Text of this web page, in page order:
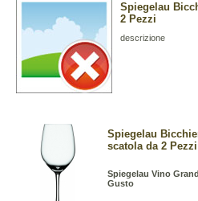
Spiegelau
2 Pezzi
descrizione
Spiegelau
scatola da 2 Pezzi
Spiegelau Vino
Gusto